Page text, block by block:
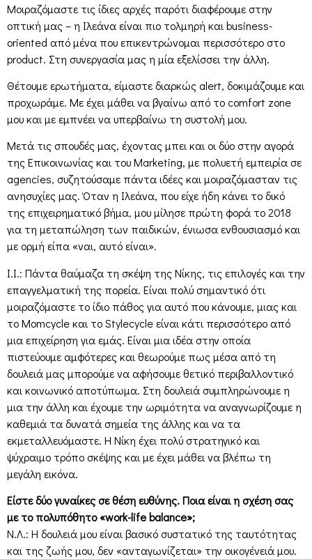
Μοιραζόμαστε τις ίδιες αρχές παρότι διαφέρουμε στην
οπτική μας – η Ιλεάνα είναι πιο τολμηρή και business-
oriented από μένα που επικεντρώνομαι περισσότερο στο
product. Στη συνεργασία μας η μία εξελίσσει την άλλη.
Θέτουμε ερωτήματα, είμαστε διαρκώς alert, δοκιμάζουμε και
προχωράμε. Με έχει μάθει να βγαίνω από το comfort zone
μου και με εμπνέει να υπερβαίνω τη συστολή μου.
Μετά τις σπουδές μας, έχοντας μπει και οι δύο στην αγορά
της Επικοινωνίας και του Marketing, με πολυετή εμπειρία σε
agencies, συζητούσαμε πάντα ιδέες και μοιραζόμασταν τις
ανησυχίες μας. Όταν η Ιλεάνα, που είχε ήδη κάνει το δικό
της επιχειρηματικό βήμα, μου μίλησε πρώτη φορά το 2018
για τη μεταπώληση των παιδικών, ένιωσα ενθουσιασμό και
με ορμή είπα «ναι, αυτό είναι».
Ι.Ι.: Πάντα θαύμαζα τη σκέψη της Νίκης, τις επιλογές και την
επαγγελματική της πορεία. Είναι πολύ σημαντικό ότι
μοιραζόμαστε το ίδιο πάθος για αυτό που κάνουμε, μιας και
το Momcycle και το Stylecycle είναι κάτι περισσότερο από
μια επιχείρηση για εμάς. Είναι μια ιδέα στην οποία
πιστεύουμε αμφότερες και θεωρούμε πως μέσα από τη
δουλειά μας μπορούμε να αφήσουμε θετικό περιβαλλοντικό
και κοινωνικό αποτύπωμα. Στη δουλειά συμπληρώνουμε η
μια την άλλη και έχουμε την ωριμότητα να αναγνωρίζουμε η
καθεμιά τα δυνατά σημεία της άλλης και να τα
εκμεταλλευόμαστε. Η Νίκη έχει πολύ στρατηγικό και
ψύχραιμο τρόπο σκέψης και με έχει μάθει να βλέπω τη
μεγάλη εικόνα.
Είστε δύο γυναίκες σε θέση ευθύνης. Ποια είναι η σχέση σας
με το πολυπόθητο «work-life balance»;
Ν.Λ.: Η δουλειά μου είναι βασικό συστατικό της ταυτότητας
και της ζωής μου, δεν «ανταγωνίζεται» την οικογένειά μου.